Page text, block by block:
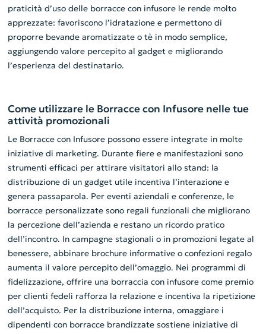
praticità d’uso delle borracce con infusore le rende molto
apprezzate: favoriscono l’idratazione e permettono di
proporre bevande aromatizzate o tè in modo semplice,
aggiungendo valore percepito al gadget e migliorando
l’esperienza del destinatario.
Come utilizzare le Borracce con Infusore nelle tue
attività promozionali
Le Borracce con Infusore possono essere integrate in molte
iniziative di marketing. Durante fiere e manifestazioni sono
strumenti efficaci per attirare visitatori allo stand: la
distribuzione di un gadget utile incentiva l’interazione e
genera passaparola. Per eventi aziendali e conferenze, le
borracce personalizzate sono regali funzionali che migliorano
la percezione dell’azienda e restano un ricordo pratico
dell’incontro. In campagne stagionali o in promozioni legate al
benessere, abbinare brochure informative o confezioni regalo
aumenta il valore percepito dell’omaggio. Nei programmi di
fidelizzazione, offrire una borraccia con infusore come premio
per clienti fedeli rafforza la relazione e incentiva la ripetizione
dell’acquisto. Per la distribuzione interna, omaggiare i
dipendenti con borracce brandizzate sostiene iniziative di